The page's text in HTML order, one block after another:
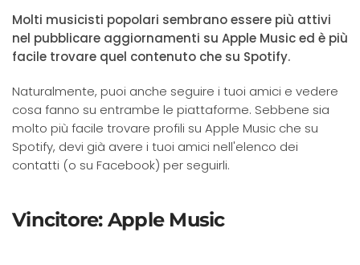
Molti musicisti popolari sembrano essere più attivi
nel pubblicare aggiornamenti su Apple Music ed è più
facile trovare quel contenuto che su Spotify.
Naturalmente, puoi anche seguire i tuoi amici e vedere
cosa fanno su entrambe le piattaforme. Sebbene sia
molto più facile trovare profili su Apple Music che su
Spotify, devi già avere i tuoi amici nell'elenco dei
contatti (o su Facebook) per seguirli.
Vincitore: Apple Music